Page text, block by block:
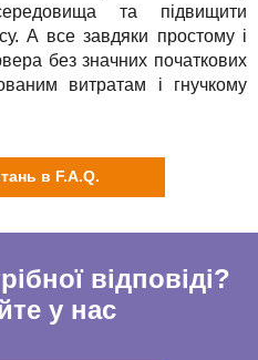
та підвищити
А все завдяки простому і
без значних початкових
витратам і гнучкому
в F.A.Q.
відповіді?
у нас